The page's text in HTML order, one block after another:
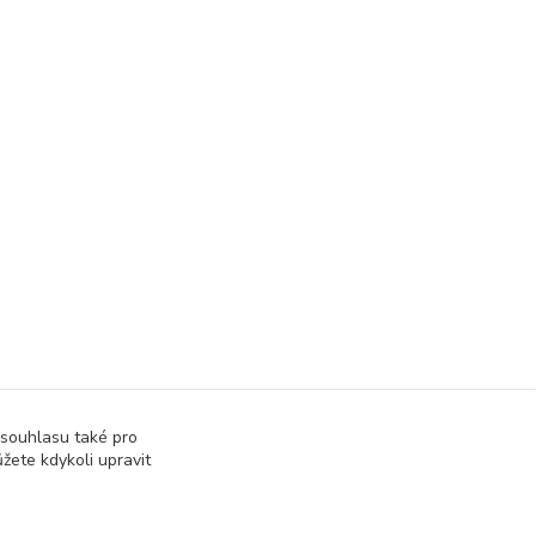
také pro
kdykoli upravit